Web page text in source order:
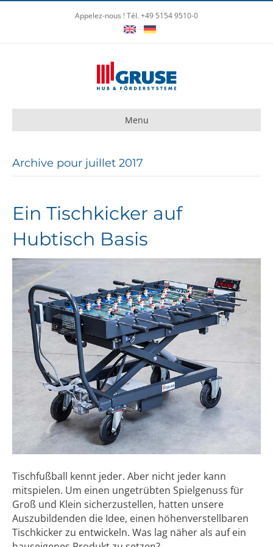
Appelez-nous ! Tél. +49 5154 9510-0
Menu
Archive pour juillet 2017
Ein Tischkicker auf
Hubtisch Basis
Tischfußball kennt jeder. Aber nicht jeder kann
mitspielen. Um einen ungetrübten Spielgenuss für
Groß und Klein sicherzustellen, hatten unsere
Auszubildenden die Idee, einen höhenverstellbaren
Tischkicker zu entwickeln. Was lag näher als auf ein